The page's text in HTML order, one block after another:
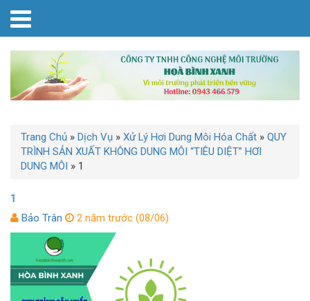
Trang Chủ » Dịch Vụ » Xử Lý Hơi Dung Môi Hóa Chất » QUY
TRÌNH SẢN XUẤT KHÔNG DUNG MÔI “TIÊU DIỆT” HƠI
DUNG MÔI » 1
1
Bảo Trân
2 năm trước (08/06)